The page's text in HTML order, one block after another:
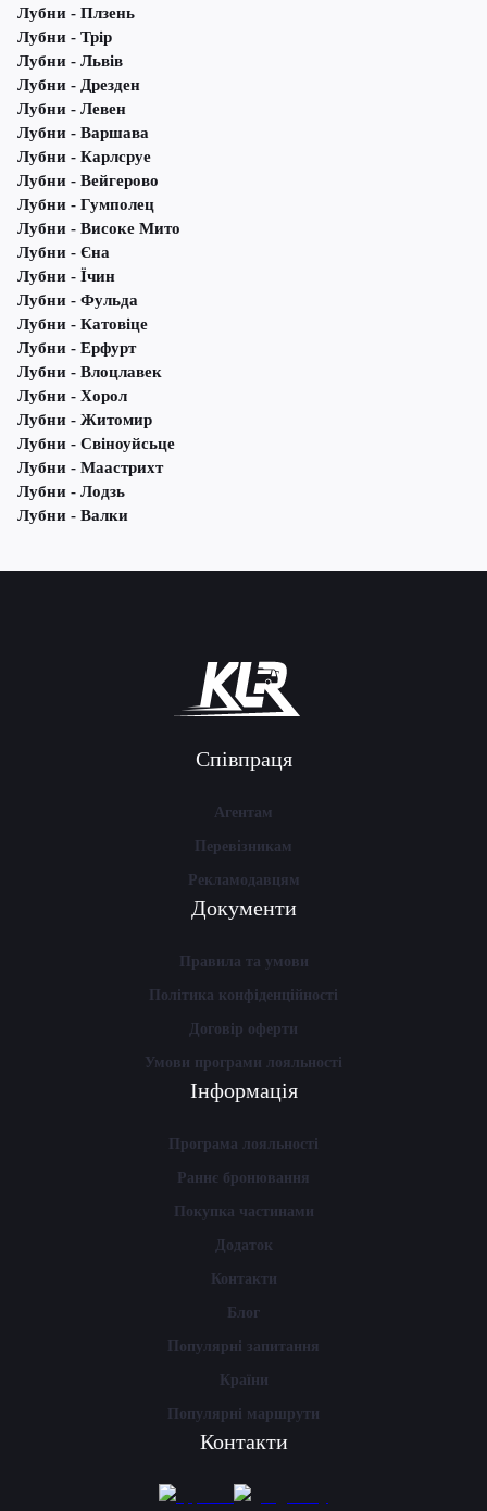
Лубни - Плзень
Лубни - Трір
Лубни - Львів
Лубни - Дрезден
Лубни - Левен
Лубни - Варшава
Лубни - Карлсруе
Лубни - Вейгерово
Лубни - Гумполец
Лубни - Високе Мито
Лубни - Єна
Лубни - Їчин
Лубни - Фульда
Лубни - Катовіце
Лубни - Ерфурт
Лубни - Влоцлавек
Лубни - Хорол
Лубни - Житомир
Лубни - Свіноуйсьце
Лубни - Маастрихт
Лубни - Лодзь
Лубни - Валки
Співпраця
Агентам
Перевізникам
Рекламодавцям
Документи
Правила та умови
Політика конфіденційності
Договір оферти
Умови програми лояльності
Інформація
Програма лояльності
Раннє бронювання
Покупка частинами
Додаток
Контакти
Блог
Популярні запитання
Країни
Популярні маршрути
Контакти